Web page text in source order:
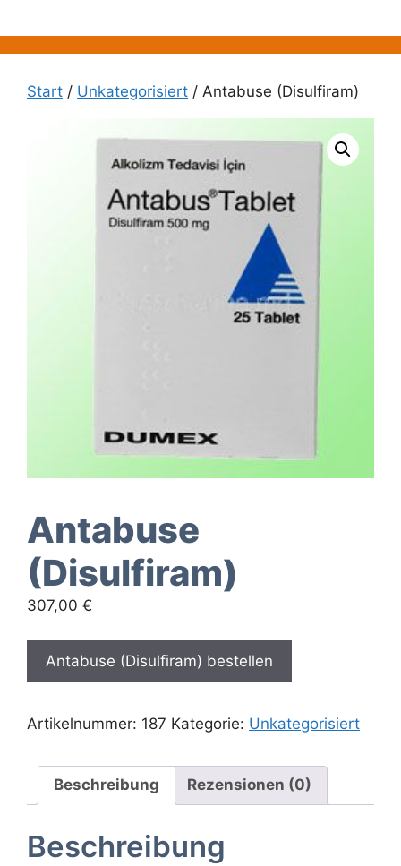
Inhalt
springen
Start / Unkategorisiert / Antabuse (Disulfiram)
Antabuse
(Disulfiram)
307,00 €
Antabuse (Disulfiram) bestellen
Artikelnummer: 187 Kategorie: Unkategorisiert
Beschreibung Rezensionen (0)
Beschreibung